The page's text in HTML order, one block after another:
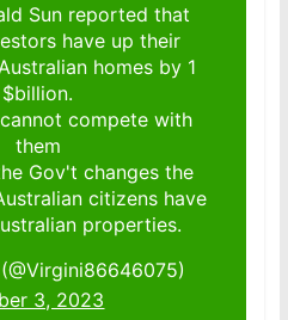
Sun reported that
have up their
homes by 1
$billion.
compete with
them
Gov't changes the
citizens have
properties.
3, 2023